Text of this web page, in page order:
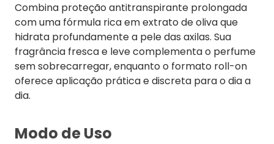
Combina proteção antitranspirante prolongada
com uma fórmula rica em extrato de oliva que
hidrata profundamente a pele das axilas. Sua
fragrância fresca e leve complementa o perfume
sem sobrecarregar, enquanto o formato roll-on
oferece aplicação prática e discreta para o dia a
dia.
Modo de Uso